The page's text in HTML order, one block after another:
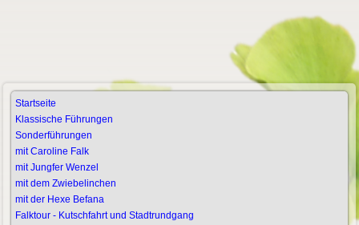
Startseite
Klassische Führungen
Sonderführungen
mit Caroline Falk
mit Jungfer Wenzel
mit dem Zwiebelinchen
mit der Hexe Befana
Falktour - Kutschfahrt und Stadtrundgang